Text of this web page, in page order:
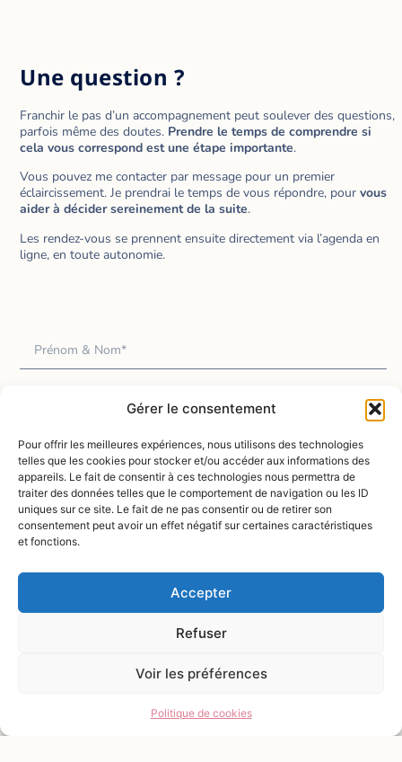
Gérer le consentement
Pour offrir les meilleures expériences, nous utilisons des technologies
telles que les cookies pour stocker et/ou accéder aux informations des
appareils. Le fait de consentir à ces technologies nous permettra de
traiter des données telles que le comportement de navigation ou les ID
uniques sur ce site. Le fait de ne pas consentir ou de retirer son
consentement peut avoir un effet négatif sur certaines caractéristiques
et fonctions.
Accepter
Refuser
Voir les préférences
Politique de cookies
Une question ?
Franchir le pas d’un accompagnement peut soulever des questions,
parfois même des doutes. Prendre le temps de comprendre si
cela vous correspond est une étape importante.
Vous pouvez me contacter par message pour un premier
éclaircissement. Je prendrai le temps de vous répondre, pourvous
aider à décider sereinement de la suite.
Les rendez-vous se prennent ensuite directement via l’agenda en
ligne, en toute autonomie.